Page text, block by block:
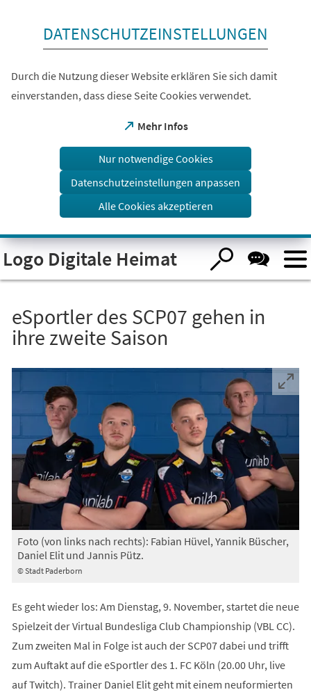
DATENSCHUTZEINSTELLUNGEN
Durch die Nutzung dieser Website erklären Sie sich damit
einverstanden, dass diese Seite Cookies verwendet.
Mehr Infos
(Öffnet
einem
Tab)
Nur notwendige Cookies
Datenschutzeinstellungen anpassen
Alle Cookies akzeptieren
Logo Digitale Heimat
eSportler des SCP07 gehen in
ihre zweite Saison
© Stadt Paderborn
Foto (von links nach rechts): Fabian Hüvel, Yannik Büscher,
Daniel Elit und Jannis Pütz.
Es geht wieder los: Am Dienstag, 9. November, startet die neue
Spielzeit der Virtual Bundesliga Club Championship (VBL CC).
Zum zweiten Mal in Folge ist auch der SCP07 dabei und trifft
zum Auftakt auf die eSportler des 1. FC Köln (20.00 Uhr, live
auf Twitch). Trainer Daniel Elit geht mit einem neuformierten